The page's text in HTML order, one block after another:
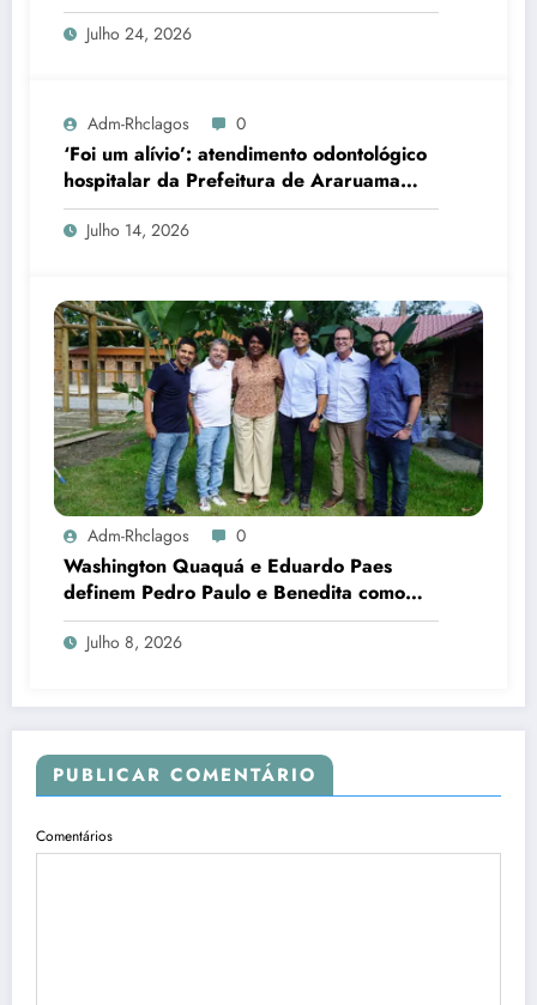
Julho 24, 2026
Adm-Rhclagos 0
‘Foi um alívio’: atendimento odontológico
hospitalar da Prefeitura de Araruama
transforma rotina de famílias atípicas
Julho 14, 2026
Adm-Rhclagos 0
Washington Quaquá e Eduardo Paes
definem Pedro Paulo e Benedita como
candidatos ao Senado no Rio
Julho 8, 2026
PUBLICAR COMENTÁRIO
Comentários